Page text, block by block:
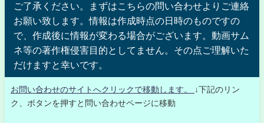
ご了承ください。まずはこちらの問い合わせよりご連絡
お願い致します。情報は作成時点の日時のものですの
で、作成後に情報が変わる場合がございます。動画サム
ネ等の著作権侵害目的としてません。その点ご理解いた
だけますと幸いです。
お問い合わせのサイトへクリックで移動します。
↓下記のリン
ク、ボタンを押すと問い合わせページに移動